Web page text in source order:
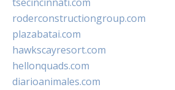
roderconstructiongroup.com
plazabatai.com
hawkscayresort.com
hellonquads.com
diarioanimales.com